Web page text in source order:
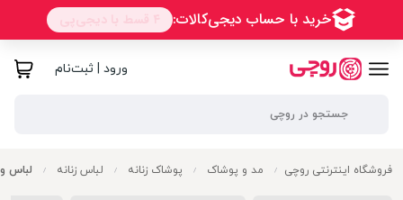
ورود | ثبت‌نام
فروشگاه اینترنتی روچی / مد و پوشاک / پوشاک زنانه / لباس زنانه / لباس